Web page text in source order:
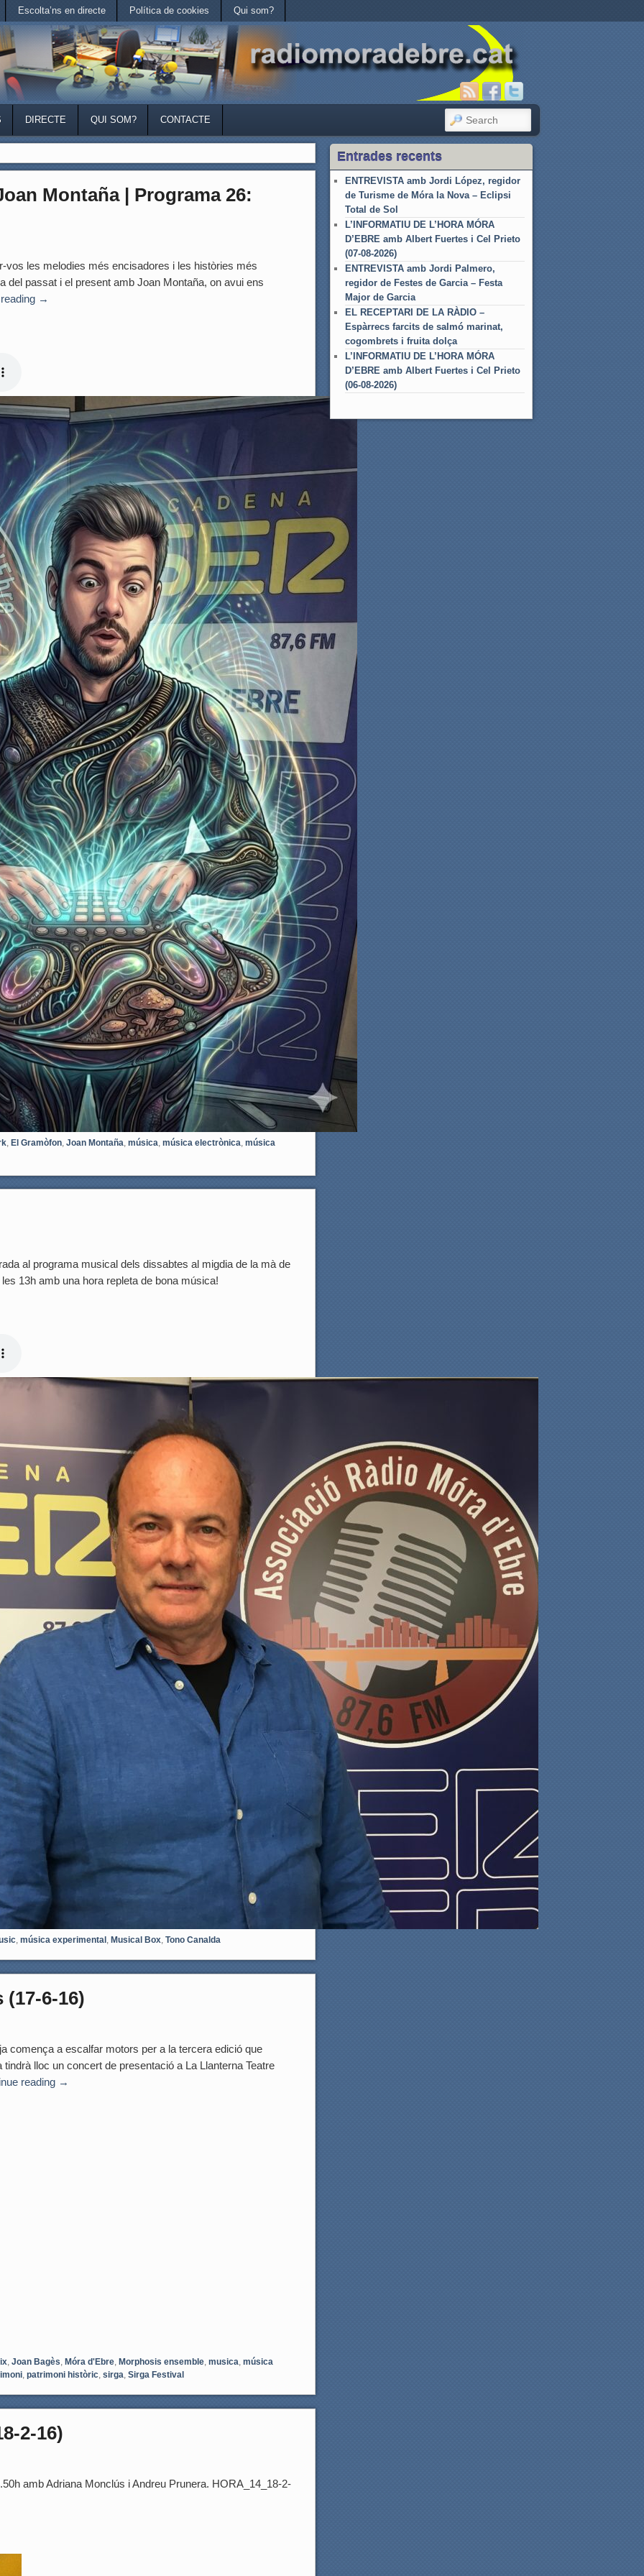
Escolta’ns en directe Política de cookies Qui som?
DIRECTE QUI SOM? CONTACTE SEARCH
Montaña | Programa 26:
vos les melodies més encisadores i les històries més
del passat i el present amb Joan Montaña, on avui ens
→
El Gramòfon Joan Montaña música música electrònica música
al programa musical dels dissabtes al migdia de la mà de
13h amb una hora repleta de bona música!
, música experimental , Musical Box, Tono Canalda
6-16)
comença a escalfar motors per a la tercera edició que
lloc un concert de presentació a La Llanterna Teatre
reading →
, Joan Bagès, Móra d'Ebre, Morphosis ensemble, musica, música
, patrimoni històric, sirga, Sirga Festival
2-16)
amb Adriana Monclús i Andreu Prunera. HORA_14_18-2-
Entrades recents
ENTREVISTA amb Jordi López, regidor
de Turisme de Móra la Nova – Eclipsi
Total de Sol
L’INFORMATIU DE L’HORA MÓRA
D’EBRE amb Albert Fuertes i Cel Prieto
(07-08-2026)
ENTREVISTA amb Jordi Palmero,
regidor de Festes de Garcia – Festa
Major de Garcia
EL RECEPTARI DE LA RÀDIO –
Espàrrecs farcits de salmó marinat,
cogombrets i fruita dolça
L’INFORMATIU DE L’HORA MÓRA
D’EBRE amb Albert Fuertes i Cel Prieto
(06-08-2026)